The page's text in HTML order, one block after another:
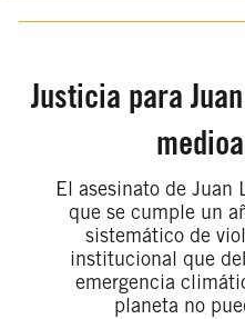
Justicia para
El asesinato de Juan
que se cumple un
sistemático de
institucional que
emergencia
planeta no